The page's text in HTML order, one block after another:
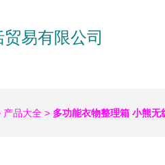
贸易有限公司
产品大全 > 多功能衣物整理箱 小熊